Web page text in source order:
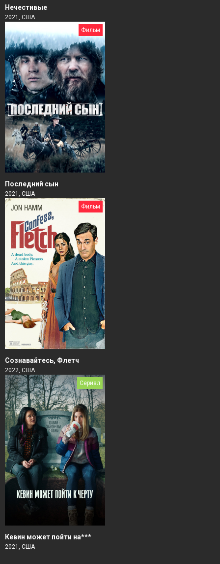
Нечестивые
2021, США
Фильм
Последний сын
2021, США
Фильм
Сознавайтесь, Флетч
2022, США
Сериал
Кевин может пойти на***
2021, США